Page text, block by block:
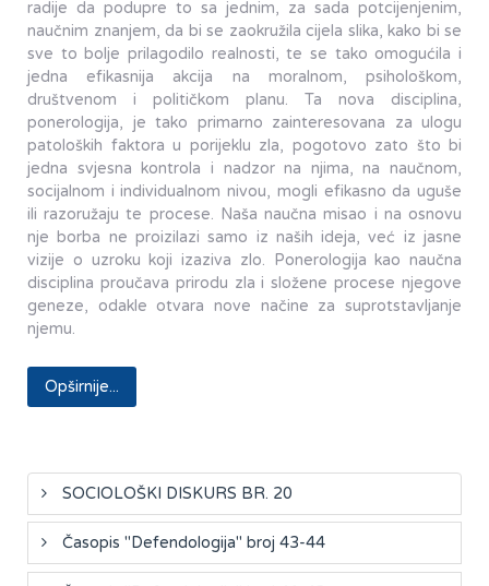
radije da podupre to sa jednim, za sada potcijenjenim,
naučnim znanjem, da bi se zaokružila cijela slika, kako bi se
sve to bolje prilagodilo realnosti, te se tako omogućila i
jedna efikasnija akcija na moralnom, psihološkom,
društvenom i političkom planu. Ta nova disciplina,
ponerologija, je tako primarno zainteresovana za ulogu
patoloških faktora u porijeklu zla, pogotovo zato što bi
jedna svjesna kontrola i nadzor na njima, na naučnom,
socijalnom i individualnom nivou, mogli efikasno da uguše
ili razoružaju te procese. Naša naučna misao i na osnovu
nje borba ne proizilazi samo iz naših ideja, već iz jasne
vizije o uzroku koji izaziva zlo. Ponerologija kao naučna
disciplina proučava prirodu zla i složene procese njegove
geneze, odakle otvara nove načine za suprotstavljanje
njemu.
Opširnije...
SOCIOLOŠKI DISKURS BR. 20
Časopis "Defendologija" broj 43-44